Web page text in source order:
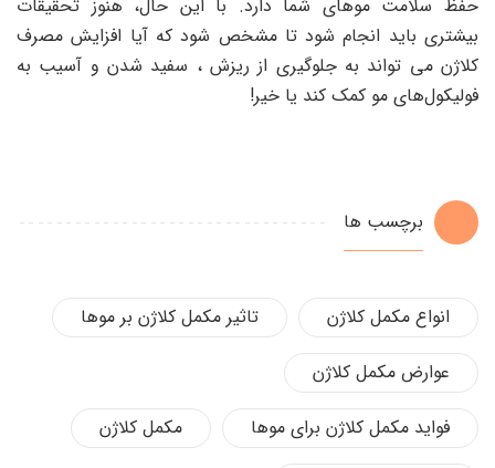
حفظ سلامت موهای شما دارد. با این حال، هنوز تحقیقات
بیشتری باید انجام شود تا مشخص شود که آیا افزایش مصرف
کلاژن می ‌تواند به جلوگیری از ریزش ، سفید شدن و آسیب به
فولیکول‌های مو کمک کند یا خیر!
برچسب ها
انواع مکمل کلاژن
تاثیر مکمل کلاژن بر موها
عوارض مکمل کلاژن
فواید مکمل کلاژن برای موها
مکمل کلاژن